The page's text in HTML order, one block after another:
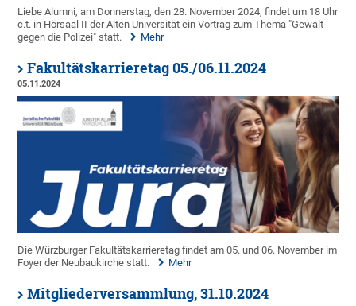
Liebe Alumni, am Donnerstag, den 28. November 2024, findet um 18 Uhr
c.t. in Hörsaal II der Alten Universität ein Vortrag zum Thema "Gewalt
gegen die Polizei" statt.
Mehr
Fakultätskarrieretag 05./06.11.2024
05.11.2024
Die Würzburger Fakultätskarrieretag findet am 05. und 06. November im
Foyer der Neubaukirche statt.
Mehr
Mitgliederversammlung, 31.10.2024